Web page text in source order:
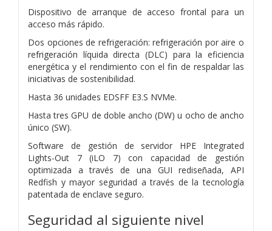
Dispositivo de arranque de acceso frontal para un
acceso más rápido.
Dos opciones de refrigeración: refrigeración por aire o
refrigeración líquida directa (DLC) para la eficiencia
energética y el rendimiento con el fin de respaldar las
iniciativas de sostenibilidad.
Hasta 36 unidades EDSFF E3.S NVMe.
Hasta tres GPU de doble ancho (DW) u ocho de ancho
único (SW).
Software de gestión de servidor HPE Integrated
Lights-Out 7 (iLO 7) con capacidad de gestión
optimizada a través de una GUI rediseñada, API
Redfish y mayor seguridad a través de la tecnología
patentada de enclave seguro.
Seguridad al siguiente nivel